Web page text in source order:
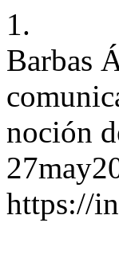
1.
Barbas
noción
https://